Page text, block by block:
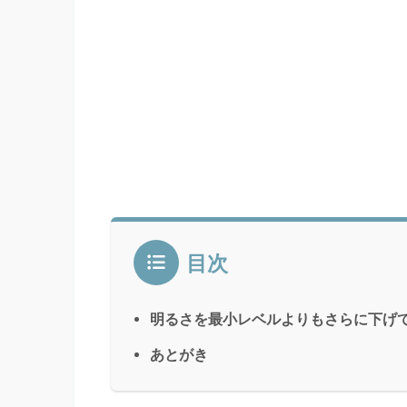
目次
明るさを最小レベルよりもさらに下げ
あとがき